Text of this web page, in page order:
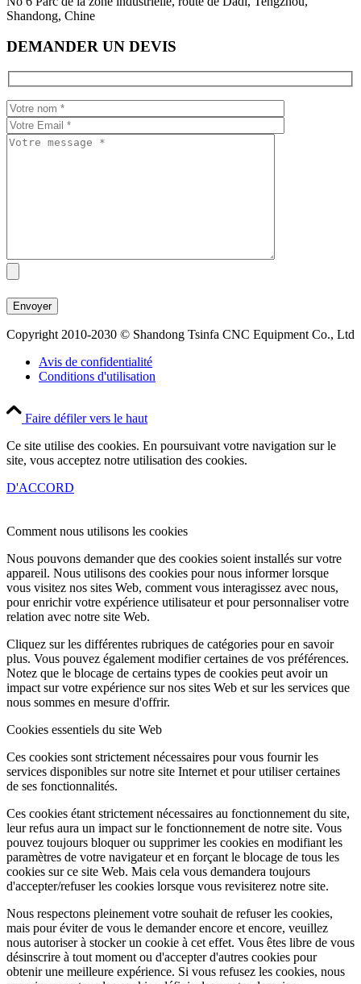
Shandong, Chine
DEMANDER UN DEVIS
Copyright 2010-2030 © Shandong Tsinfa CNC Equipment Co., Ltd
Avis de confidentialité
Conditions d'utilisation
Faire défiler vers le haut
Ce site utilise des cookies. En poursuivant votre navigation sur le
site, vous acceptez notre utilisation des cookies.
D'ACCORD
Comment nous utilisons les cookies
Nous pouvons demander que des cookies soient installés sur votre
appareil. Nous utilisons des cookies pour nous informer lorsque
vous visitez nos sites Web, comment vous interagissez avec nous,
pour enrichir votre expérience utilisateur et pour personnaliser votre
relation avec notre site Web.
Cliquez sur les différentes rubriques de catégories pour en savoir
plus. Vous pouvez également modifier certaines de vos préférences.
Notez que le blocage de certains types de cookies peut avoir un
impact sur votre expérience sur nos sites Web et sur les services que
nous sommes en mesure d'offrir.
Cookies essentiels du site Web
Ces cookies sont strictement nécessaires pour vous fournir les
services disponibles sur notre site Internet et pour utiliser certaines
de ses fonctionnalités.
Ces cookies étant strictement nécessaires au fonctionnement du site,
leur refus aura un impact sur le fonctionnement de notre site. Vous
pouvez toujours bloquer ou supprimer les cookies en modifiant les
paramètres de votre navigateur et en forçant le blocage de tous les
cookies sur ce site Web. Mais cela vous demandera toujours
d'accepter/refuser les cookies lorsque vous revisiterez notre site.
Nous respectons pleinement votre souhait de refuser les cookies,
mais pour éviter de vous le demander encore et encore, veuillez
nous autoriser à stocker un cookie à cet effet. Vous êtes libre de vous
désinscrire à tout moment ou d'accepter d'autres cookies pour
obtenir une meilleure expérience. Si vous refusez les cookies, nous